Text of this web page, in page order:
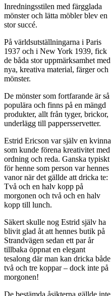
Inredningsstilen med färgglada
mönster och lätta möbler blev en
stor succé.
På världsutställningarna i Paris
1937 och i New York 1939, fick
de båda stor uppmärksamhet med
nya, kreativa material, färger och
mönster.
De mönster som fortfarande är så
populära och finns på en mängd
produkter, allt från tyger, brickor,
underlägg till pappersservetter.
Estrid Ericson var själv en kvinna
som kunde förena kreativitet med
ordning och reda. Ganska typiskt
för henne som person var hennes
vanor när det gällde att dricka te:
Två och en halv kopp på
morgonen och två och en halv
kopp till lunch.
Säkert skulle nog Estrid själv ha
blivit glad åt att hennes butik på
Strandvägen sedan ett par år
tillbaka öppnat en elegant
tesalong där man kan dricka både
två och tre koppar – dock inte på
morgonen!